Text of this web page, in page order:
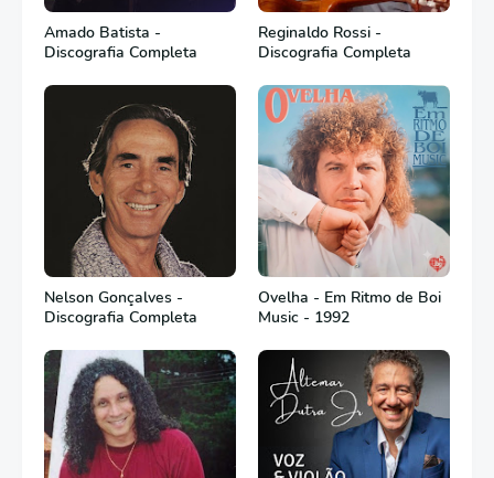
Amado Batista -
Discografia Completa
Reginaldo Rossi -
Discografia Completa
Nelson Gonçalves -
Discografia Completa
Ovelha - Em Ritmo de Boi
Music - 1992